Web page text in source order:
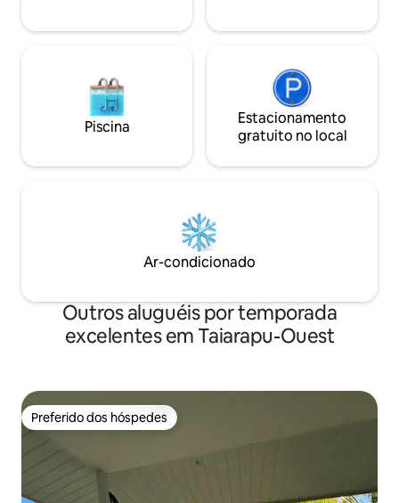
Piscina
Estacionamento
gratuito no local
Ar-condicionado
Outros aluguéis por temporada
excelentes em Taiarapu-Ouest
Preferido dos hóspedes
Preferido dos hóspedes